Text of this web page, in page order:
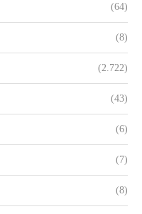
(64)
(8)
(2.722)
(43)
(6)
(7)
(8)